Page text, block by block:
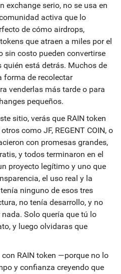
exchange serio, no se usa en
activa que lo
de cómo airdrops,
que atraen a miles por el
sin costo pueden convertirse
está detrás. Muchos de
forma de recolectar
venderlas más tarde o para
pequeños.
sitio, verás que RAIN token
como JF, REGENT COIN, o
con promesas grandes,
y todos terminaron en el
proyecto legítimo y uno que
el uso real y la
ninguno de esos tres
no tenía desarrollo, y no
Solo quería que tú lo
y luego olvidaras que
RAIN token —porque no lo
y confianza creyendo que